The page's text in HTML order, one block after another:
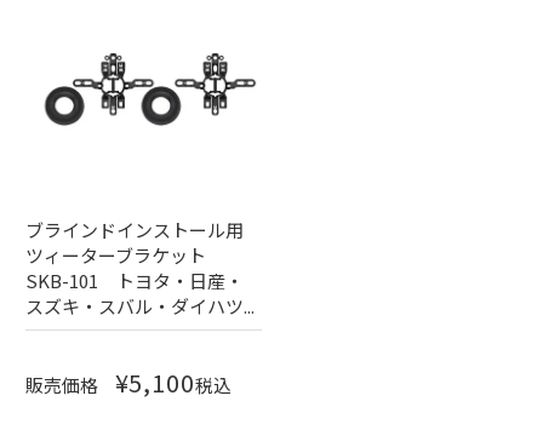
ブラインドインストール用
ツィーターブラケット
SKB-101 トヨタ・日産・
スズキ・スバル・ダイハツ...
販売価格 ¥5,100税込